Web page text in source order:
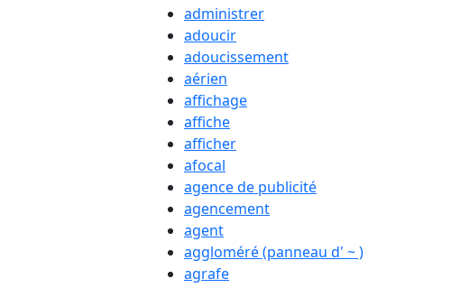
administrer
adoucir
adoucissement
aérien
affichage
affiche
afficher
afocal
agence de publicité
agencement
agent
aggloméré (panneau d' ~ )
agrafe